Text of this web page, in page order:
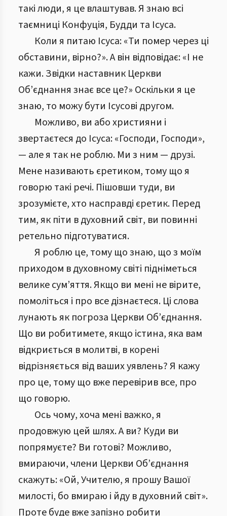
такі люди, я це влаштував. Я знаю всі
таємниці Конфуція, Будди та Ісуса.
Коли я питаю Ісуса: «Ти помер через ці
обставини, вірно?». А він відповідає: «І не
кажи. Звідки наставник Церкви
Об’єднання знає все це?» Оскільки я це
знаю, то можу бути Ісусові другом.
Можливо, ви або християни і
звертаєтеся до Ісуса: «Господи, Господи»,
— але я так не роблю. Ми з ним — друзі.
Мене називають єретиком, тому що я
говорю такі речі. Пішовши туди, ви
зрозумієте, хто насправді єретик. Перед
тим, як піти в духовний світ, ви повинні
ретельно підготуватися.
Я роблю це, тому що знаю, що з моїм
приходом в духовному світі підніметься
велике сум’яття. Якщо ви мені не вірите,
помоліться і про все дізнаєтеся. Ці слова
лунають як погроза Церкви Об’єднання.
Що ви робитимете, якщо істина, яка вам
відкриється в молитві, в корені
відрізняється від ваших уявлень? Я кажу
про це, тому що вже перевірив все, про
що говорю.
Ось чому, хоча мені важко, я
продовжую цей шлях. А ви? Куди ви
попрямуєте? Ви готові? Можливо,
вмираючи, члени Церкви Об’єднання
скажуть: «Ой, Учителю, я прошу Вашої
милості, бо вмираю і йду в духовний світ».
Проте буде вже запізно робити